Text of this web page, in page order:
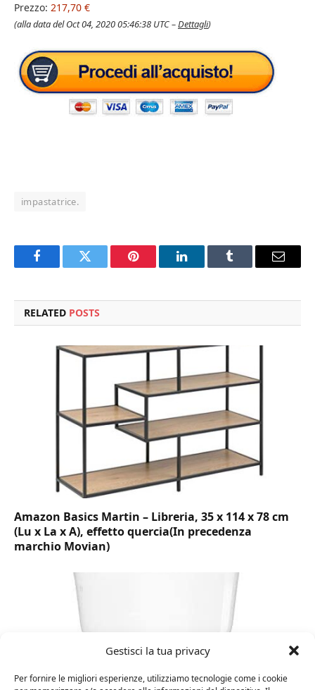
Gestisci la tua privacy
Per fornire le migliori esperienze, utilizziamo tecnologie come i cookie
Prezzo: 217,70 €
(alla data del Oct 04, 2020 05:46:38 UTC –Dettagli)
impastatrice.
FacebookTwitter Pinterest LinkedInTumblr Email
RELATED POSTS
Amazon Basics Martin – Libreria, 35 x 114 x 78 cm
(Lu x La x A), effetto quercia(In precedenza
marchio Movian)